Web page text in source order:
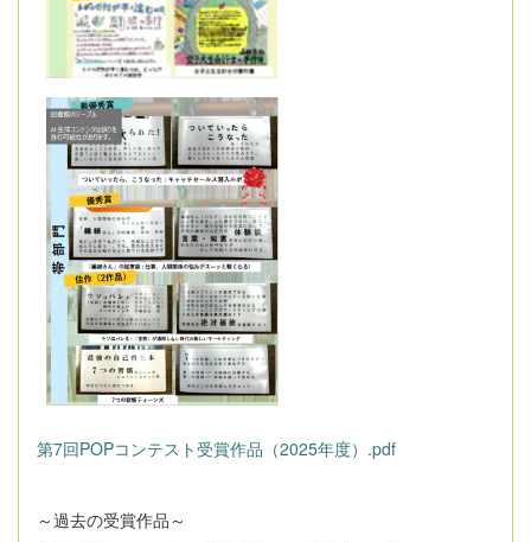
第7回POPコンテスト受賞作品（2025年度）.pdf
～過去の受賞作品～